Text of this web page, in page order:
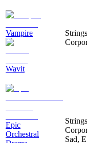
Vampire
Wavit
Epic
Orchestral
Sad,